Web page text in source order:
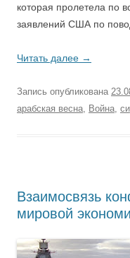
которая пролетела по
заявлений США по
Читать далее →
Запись опубликована
арабская весна, Война,
Взаимосвязь
мировой